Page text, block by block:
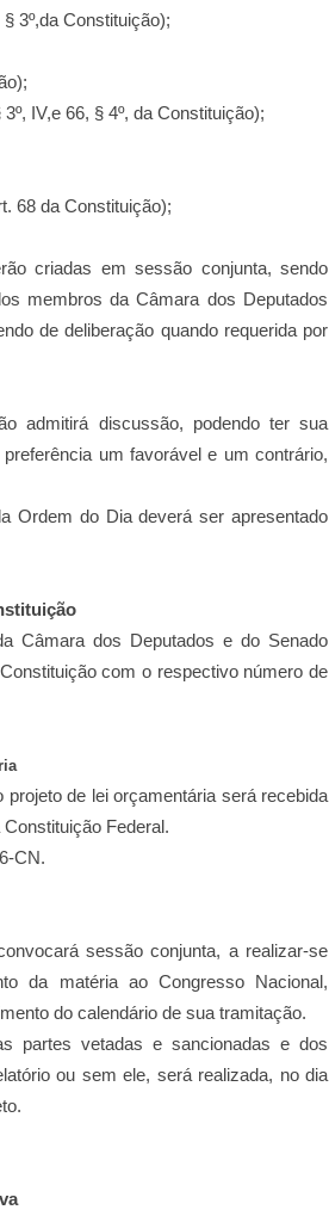
3º,da Constituição);
IV,e 66, § 4º, da Constituição);
68 da Constituição);
criadas em sessão conjunta, sendo
membros da Câmara dos Deputados
de deliberação quando requerida por
admitirá discussão, podendo ter sua
um favorável e um contrário,
Ordem do Dia deverá ser apresentado
Câmara dos Deputados e do Senado
com o respectivo número de
projeto de lei orçamentária será recebida
Constituição Federal.
CN.
sessão conjunta, a realizar-se
da matéria ao Congresso Nacional,
do calendário de sua tramitação.
partes vetadas e sancionadas e dos
ou sem ele, será realizada, no dia